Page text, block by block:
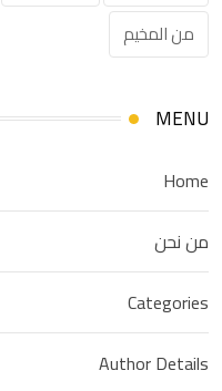
من المخيم
MENU
Home
من نحن
Categories
Author Details